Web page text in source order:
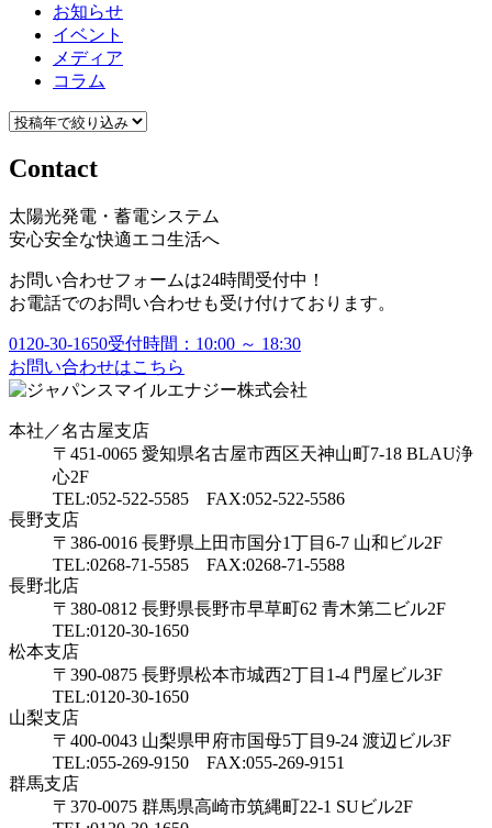
お知らせ
イベント
メディア
コラム
Contact
太陽光発電・蓄電システム
安心安全な快適エコ生活へ
お問い合わせフォームは24時間受付中！
お電話でのお問い合わせも受け付けております。
0120-30-1650受付時間：10:00 ～ 18:30
お問い合わせはこちら
本社／名古屋支店
〒451-0065 愛知県名古屋市西区天神山町7-18 BLAU浄
心2F
TEL:052-522-5585 FAX:052-522-5586
長野支店
〒386-0016 長野県上田市国分1丁目6-7 山和ビル2F
TEL:0268-71-5585 FAX:0268-71-5588
長野北店
〒380-0812 長野県長野市早草町62 青木第二ビル2F
TEL:0120-30-1650
松本支店
〒390-0875 長野県松本市城西2丁目1-4 門屋ビル3F
TEL:0120-30-1650
山梨支店
〒400-0043 山梨県甲府市国母5丁目9-24 渡辺ビル3F
TEL:055-269-9150 FAX:055-269-9151
群馬支店
〒370-0075 群馬県高崎市筑縄町22-1 SUビル2F